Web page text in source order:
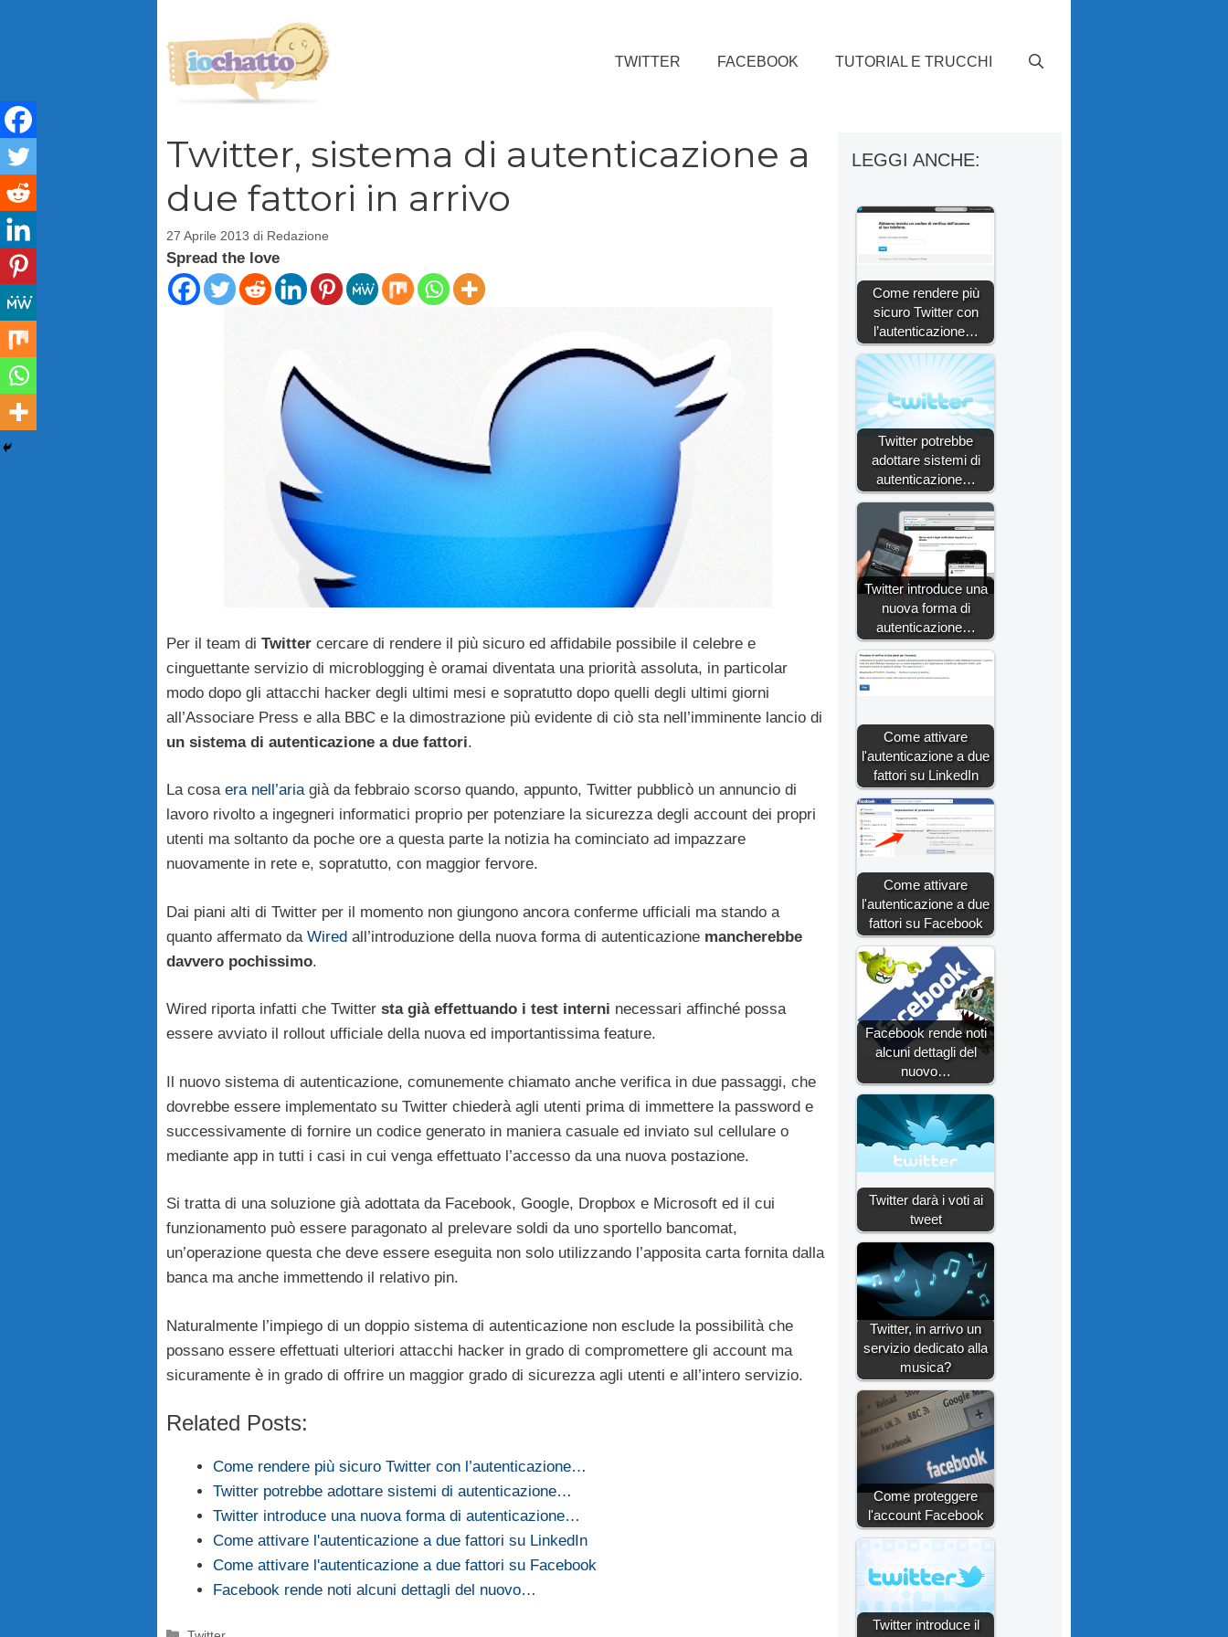
TWITTER FACEBOOK TUTORIAL E TRUCCHI
Twitter, sistema di autenticazione a
due fattori in arrivo
27 Aprile 2013 di Redazione
Spread the love
Per il team di Twitter cercare di rendere il più sicuro ed affidabile possibile il celebre e
cinguettante servizio di microblogging è oramai diventata una priorità assoluta, in particolar
modo dopo gli attacchi hacker degli ultimi mesi e sopratutto dopo quelli degli ultimi giorni
all’Associare Press e alla BBC e la dimostrazione più evidente di ciò sta nell’imminente lancio di
un sistema di autenticazione a due fattori.
La cosa era nell’ariagià da febbraio scorso quando, appunto, Twitter pubblicò un annuncio di
lavoro rivolto a ingegneri informatici proprio per potenziare la sicurezza degli account dei propri
utenti ma soltanto da poche ore a questa parte la notizia ha cominciato ad impazzare
nuovamente in rete e, sopratutto, con maggior fervore.
Dai piani alti di Twitter per il momento non giungono ancora conferme ufficiali ma stando a
quanto affermato da Wired all’introduzione della nuova forma di autenticazione mancherebbe
davvero pochissimo.
Wired riporta infatti che Twitter sta già effettuando i test interni necessari affinché possa
essere avviato il rollout ufficiale della nuova ed importantissima feature.
Il nuovo sistema di autenticazione, comunemente chiamato anche verifica in due passaggi, che
dovrebbe essere implementato su Twitter chiederà agli utenti prima di immettere la password e
successivamente di fornire un codice generato in maniera casuale ed inviato sul cellulare o
mediante app in tutti i casi in cui venga effettuato l’accesso da una nuova postazione.
Si tratta di una soluzione già adottata da Facebook, Google, Dropbox e Microsoft ed il cui
funzionamento può essere paragonato al prelevare soldi da uno sportello bancomat,
un’operazione questa che deve essere eseguita non solo utilizzando l’apposita carta fornita dalla
banca ma anche immettendo il relativo pin.
Naturalmente l’impiego di un doppio sistema di autenticazione non esclude la possibilità che
possano essere effettuati ulteriori attacchi hacker in grado di compromettere gli account ma
sicuramente è in grado di offrire un maggior grado di sicurezza agli utenti e all’intero servizio.
Related Posts:
Come rendere più sicuro Twitter con l’autenticazione…
Twitter potrebbe adottare sistemi di autenticazione…
Twitter introduce una nuova forma di autenticazione…
Come attivare l'autenticazione a due fattori su LinkedIn
Come attivare l'autenticazione a due fattori su Facebook
Facebook rende noti alcuni dettagli del nuovo…
LEGGI ANCHE:
Come rendere più
sicuro Twitter con
l’autenticazione…
Twitter potrebbe
adottare sistemi di
autenticazione…
Twitter introduce una
nuova forma di
autenticazione…
Come attivare
l'autenticazione a due
fattori su LinkedIn
Come attivare
l'autenticazione a due
fattori su Facebook
Facebook rende noti
alcuni dettagli del
nuovo…
Twitter darà i voti ai
tweet
Twitter, in arrivo un
servizio dedicato alla
musica?
Come proteggere
l'account Facebook
Twitter introduce il